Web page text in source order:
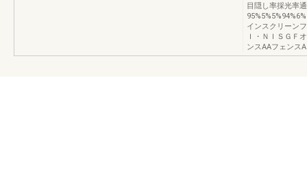
目隠し率採光率
インスクリーン
Ｉ・ＮＩＳＧＦ
ンスAAフェンス